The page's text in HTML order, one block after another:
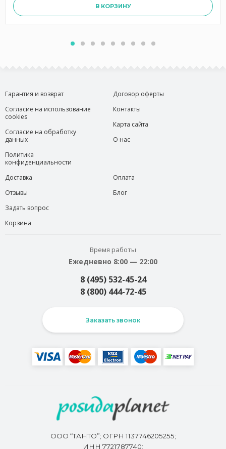
В КОРЗИНУ
Гарантия и возврат
Согласие на использование
cookies
Согласие на обработку
данных
Политика
конфиденциальности
Договор оферты
Контакты
Карта сайта
О нас
Доставка
Отзывы
Задать вопрос
Корзина
Оплата
Блог
Время работы
Ежедневно 8:00 — 22:00
8 (495) 532-45-24
8 (800) 444-72-45
Заказать звонок
ООО “ТАНТО”; ОГРН 1137746205255;
ИНН 7721787740;